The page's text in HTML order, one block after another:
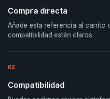
Compra directa
Añade esta referencia al carrito
compatibilidad estén claros.
02
Compatibilidad